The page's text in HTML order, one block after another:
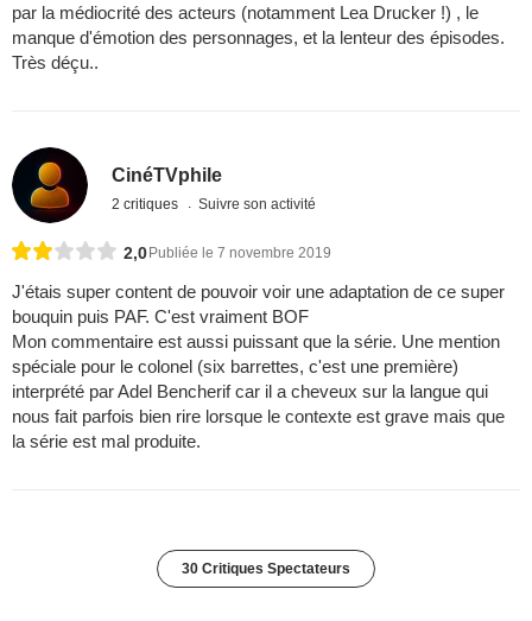
par la médiocrité des acteurs (notamment Lea Drucker !) , le
manque d'émotion des personnages, et la lenteur des épisodes.
Très déçu..
CinéTVphile
2 critiques Suivre son activité
2,0 Publiée le 7 novembre 2019
J'étais super content de pouvoir voir une adaptation de ce super
bouquin puis PAF. C'est vraiment BOF
Mon commentaire est aussi puissant que la série. Une mention
spéciale pour le colonel (six barrettes, c'est une première)
interprété par Adel Bencherif car il a cheveux sur la langue qui
nous fait parfois bien rire lorsque le contexte est grave mais que
la série est mal produite.
30 Critiques Spectateurs